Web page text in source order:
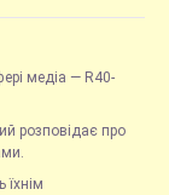
медіа — R40-
розповідає про
їхнім